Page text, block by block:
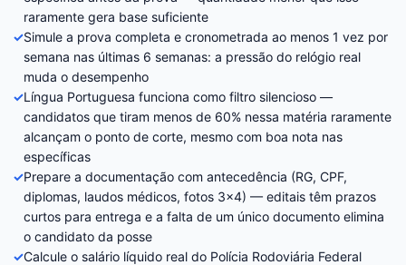
raramente gera base suficiente
✓Simule a prova completa e cronometrada ao menos 1 vez por
semana nas últimas 6 semanas: a pressão do relógio real
muda o desempenho
✓Língua Portuguesa funciona como filtro silencioso —
candidatos que tiram menos de 60% nessa matéria raramente
alcançam o ponto de corte, mesmo com boa nota nas
específicas
✓Prepare a documentação com antecedência (RG, CPF,
diplomas, laudos médicos, fotos 3×4) — editais têm prazos
curtos para entrega e a falta de um único documento elimina
o candidato da posse
✓Calcule o salário líquido real do Polícia Rodoviária Federal